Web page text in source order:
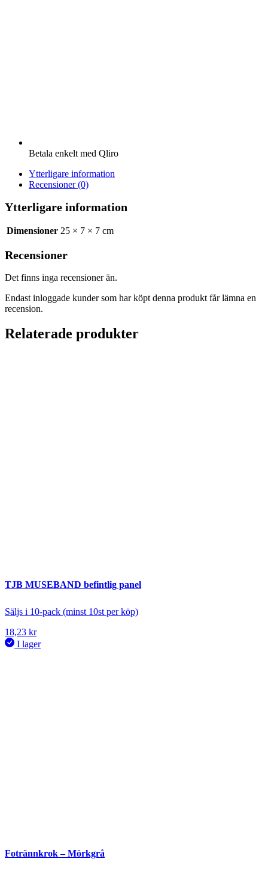
Betala enkelt med Qliro
Ytterligare information
Recensioner (0)
Ytterligare information
Dimensioner 25 × 7 × 7 cm
Recensioner
Det finns inga recensioner än.
Endast inloggade kunder som har köpt denna produkt får lämna en
recension.
Relaterade produkter
TJB MUSEBAND befintlig panel
Säljs i 10-pack (minst 10st per köp)
18,23 kr
I lager
Fotrännkrok – Mörkgrå